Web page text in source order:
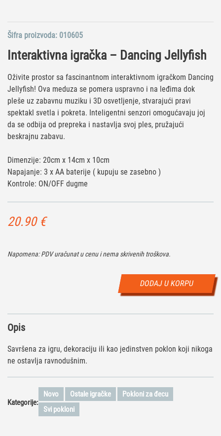
Interaktivna igračka – Dancing Jellyfish
Oživite prostor sa fascinantnom interaktivnom igračkom Dancing
Jellyfish! Ova meduza se pomera uspravno i na leđima dok
pleše uz zabavnu muziku i 3D osvetljenje, stvarajući pravi
spektakl svetla i pokreta. Inteligentni senzori omogućavaju joj
da se odbija od prepreka i nastavlja svoj ples, pružajući
beskrajnu zabavu.
Dimenzije: 20cm x 14cm x 10cm
Napajanje: 3 x AA baterije ( kupuju se zasebno )
Kontrole: ON/OFF dugme
20.90 €
Napomena: PDV uračunat u cenu i nema skrivenih troškova.
DODAJ U KORPU
Šifra proizvoda: 010605
Opis
Savršena za igru, dekoraciju ili kao jedinstven poklon koji nikoga
ne ostavlja ravnodušnim.
Kategorije:
Novo Ostale igračke
Pokloni za đecu
Svi pokloni